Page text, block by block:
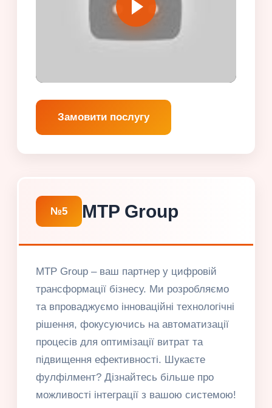
Замовити послугу
№5 MTP Group
MTP Group – ваш партнер у цифровій
трансформації бізнесу. Ми розробляємо
та впроваджуємо інноваційні технологічні
рішення, фокусуючись на автоматизації
процесів для оптимізації витрат та
підвищення ефективності. Шукаєте
фулфілмент? Дізнайтесь більше про
можливості інтеграції з вашою системою!